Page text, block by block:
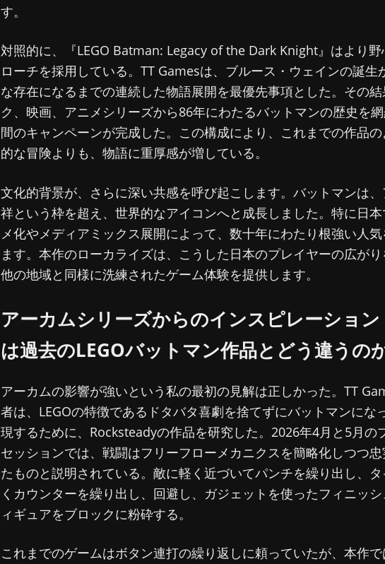
す。
対照的に、『LEGO Batman: Legacy of the Dark Knight』はより
ローチを採用している。TT Gamesは、ブルース・ウェインの誕生
な存在になるまでの連続した物語展開を最優先事項とした。その
ク、映画、アニメシリーズから86年にわたるバットマンの歴史を
間のキャンペーンが完成した。この構成により、これまでの作品
的な冒険よりも、物語に重厚感が増している。
文化的背景が、さらに深い共感を呼び起こします。バットマンは
祥という枠を超え、世界的なアイコンへと成長しました。特に日
メ化やメディアミックス展開によって、数十年にわたり根強い人
ます。本作のローカライズは、こうした日本のプレイヤーの広が
他の地域と同様に洗練されたゲーム体験を提供します。
アーカムシリーズからのインスピレーション
は過去のLEGOバットマン作品とどう違うの
アーカムの影響が強いという私の最初の見解は正しかった。TT
者は、LEGOの特徴であるドタバタ喜劇を捨てずにバットマンにな
現するために、Rocksteadyの作品を研究した。2026年4月と5月の
セッションでは、戦闘はフリーフローメカニクスを簡略化しつつ
たものと説明されている。敵に軽く近づいてパンチを繰り出し、
くカウンターを繰り出し、回避し、ガジェットを使ったフィニッ
ィギュアをブロックに粉砕する。
これまでのゲームはボタン連打の繰り返しに頼っていたが、本作